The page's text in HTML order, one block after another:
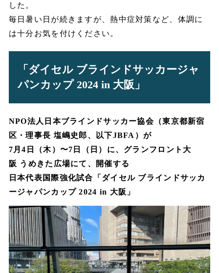
した。
毎日暑い日が続きますが、熱中症対策など、体調に
は十分お気を付けください。
「ダイセル ブラインドサッカージャ
パンカップ 2024 in 大阪」
NPO法人日本ブラインドサッカー協会（東京都新宿
区・理事長 塩嶋史郎、以下JBFA）が
7月4日（木） 〜7 日（日）に、グランフロント大
阪 うめきた広場にて、開催する
日本代表国際強化試合
「ダイセル ブラインドサッカ
ージャパンカップ 2024 in 大阪」